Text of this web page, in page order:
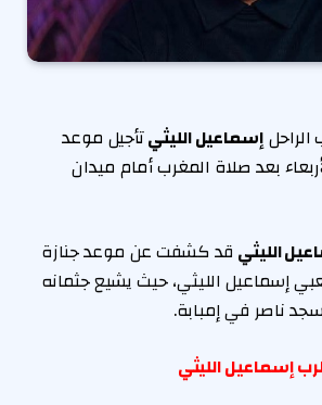
إسماعيل الليثيتأجيل موعد
بعد صلاة المغرب أمام ميدان
الليثي قد كشفت عن موعد جنازة
إسماعيل الليثي، حيث يشيع جثمانه
ناصر في إمبابة.
إسماعيل الليثي